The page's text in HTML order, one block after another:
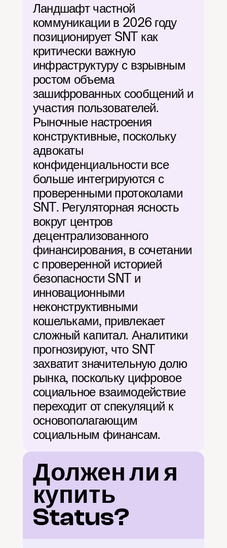
Ландшафт частной
коммуникации в 2026 году
позиционирует SNT как
критически важную
инфраструктуру с взрывным
ростом объема
зашифрованных сообщений и
участия пользователей.
Рыночные настроения
конструктивные, поскольку
адвокаты
конфиденциальности все
больше интегрируются с
проверенными протоколами
SNT. Регуляторная ясность
вокруг центров
децентрализованного
финансирования, в сочетании
с проверенной историей
безопасности SNT и
инновационными
неконструктивными
кошельками, привлекает
сложный капитал. Аналитики
прогнозируют, что SNT
захватит значительную долю
рынка, поскольку цифровое
социальное взаимодействие
переходит от спекуляций к
основополагающим
социальным финансам.
Должен ли я
купить
Status?